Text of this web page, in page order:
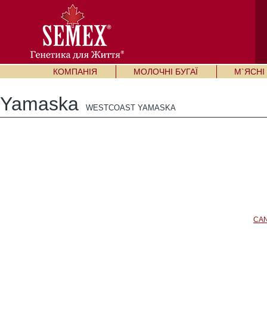
КОМПАНІЯ МОЛОЧНІ БУГАЇ М`ЯСНІ
Yamaska WESTCOAST YAMASKA